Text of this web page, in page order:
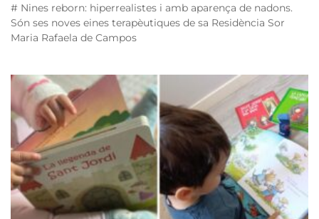
# Nines reborn: hiperrealistes i amb aparença de nadons.
Són ses noves eines terapèutiques de sa Residència Sor
Maria Rafaela de Campos